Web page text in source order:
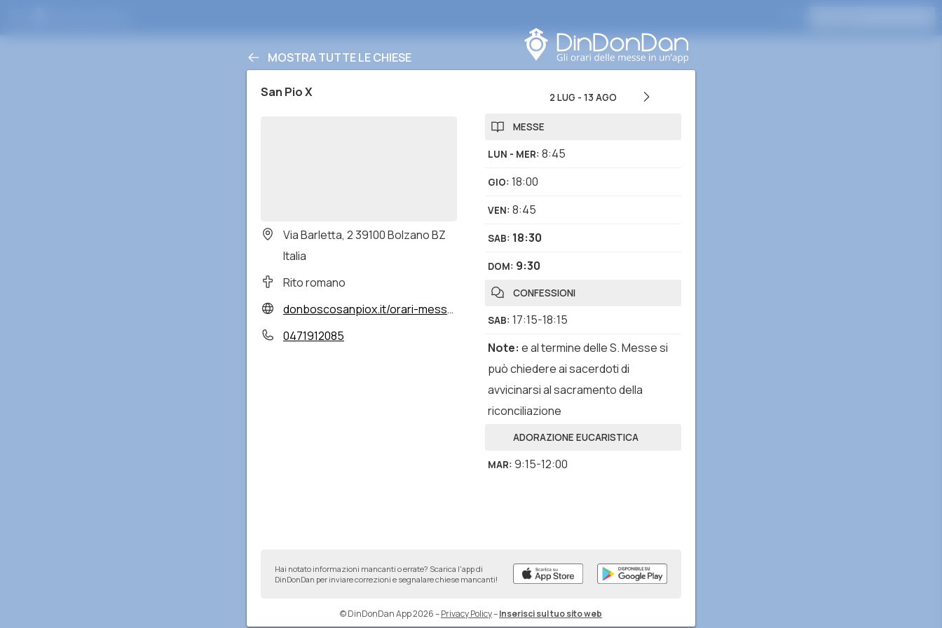
MOSTRA TUTTE LE CHIESE
San Pio X
Via Barletta, 2 39100 Bolzano BZ
Italia
Rito romano
donboscosanpiox.it/orari-messe/
0471912085
2 LUG - 13 AGO
MESSE
LUN - MER: 8:45
GIO: 18:00
VEN: 8:45
SAB: 18:30
DOM: 9:30
CONFESSIONI
SAB: 17:15-18:15
Note: e al termine delle S. Messe si
può chiedere ai sacerdoti di
avvicinarsi al sacramento della
riconciliazione
ADORAZIONE EUCARISTICA
MAR: 9:15-12:00
Hai notato informazioni mancanti o errate? Scarica l'app di
DinDonDan per inviare correzioni e segnalare chiese mancanti!
© DinDonDan App 2026–Privacy Policy–Inserisci sul tuo sito web